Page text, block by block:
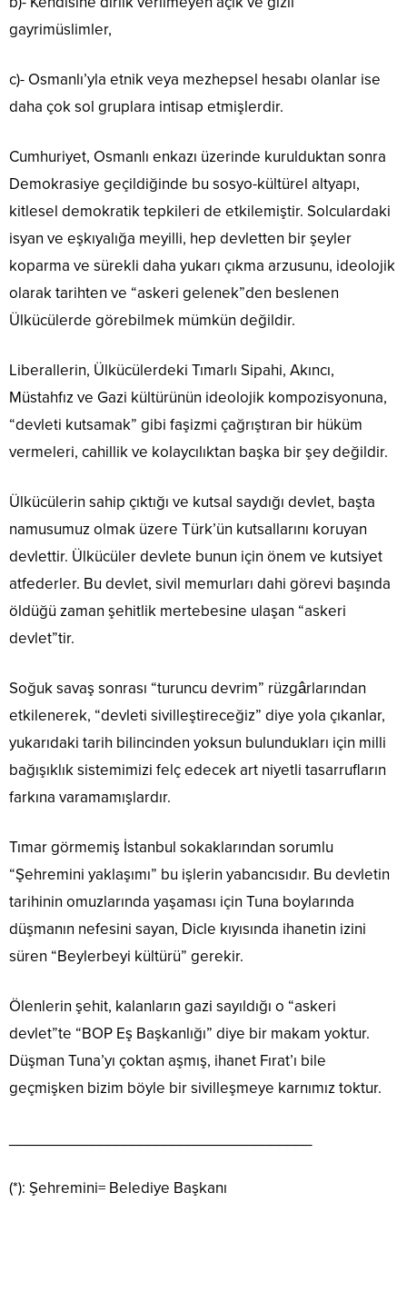
gayrimüslimler,
c)- Osmanlı’yla etnik veya mezhepsel hesabı olanlar ise
daha çok sol gruplara intisap etmişlerdir.
Cumhuriyet, Osmanlı enkazı üzerinde kurulduktan sonra
Demokrasiye geçildiğinde bu sosyo-kültürel altyapı,
kitlesel demokratik tepkileri de etkilemiştir. Solculardaki
isyan ve eşkıyalığa meyilli, hep devletten bir şeyler
koparma ve sürekli daha yukarı çıkma arzusunu, ideolojik
olarak tarihten ve “askeri gelenek”den beslenen
Ülkücülerde görebilmek mümkün değildir.
Liberallerin, Ülkücülerdeki Tımarlı Sipahi, Akıncı,
Müstahfız ve Gazi kültürünün ideolojik kompozisyonuna,
“devleti kutsamak” gibi faşizmi çağrıştıran bir hüküm
vermeleri, cahillik ve kolaycılıktan başka bir şey değildir.
Ülkücülerin sahip çıktığı ve kutsal saydığı devlet, başta
namusumuz olmak üzere Türk’ün kutsallarını koruyan
devlettir. Ülkücüler devlete bunun için önem ve kutsiyet
atfederler. Bu devlet, sivil memurları dahi görevi başında
öldüğü zaman şehitlik mertebesine ulaşan “askeri
devlet”tir.
Soğuk savaş sonrası “turuncu devrim” rüzgârlarından
etkilenerek, “devleti sivilleştireceğiz” diye yola çıkanlar,
yukarıdaki tarih bilincinden yoksun bulundukları için milli
bağışıklık sistemimizi felç edecek art niyetli tasarrufların
farkına varamamışlardır.
Tımar görmemiş İstanbul sokaklarından sorumlu
“Şehremini yaklaşımı” bu işlerin yabancısıdır. Bu devletin
tarihinin omuzlarında yaşaması için Tuna boylarında
düşmanın nefesini sayan, Dicle kıyısında ihanetin izini
süren “Beylerbeyi kültürü” gerekir.
Ölenlerin şehit, kalanların gazi sayıldığı o “askeri
devlet”te “BOP Eş Başkanlığı” diye bir makam yoktur.
Düşman Tuna’yı çoktan aşmış, ihanet Fırat’ı bile
geçmişken bizim böyle bir sivilleşmeye karnımız toktur.
(*): Şehremini= Belediye Başkanı